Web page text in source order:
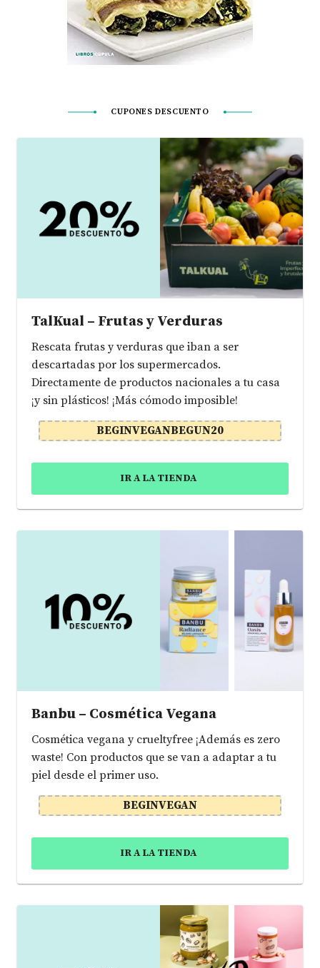
CUPONES DESCUENTO
TalKual – Frutas y Verduras
Rescata frutas y verduras que iban a ser
descartadas por los supermercados.
Directamente de productos nacionales a tu casa
¡y sin plásticos! ¡Más cómodo imposible!
BEGINVEGANBEGUN20
IR A LA TIENDA
Banbu – Cosmética Vegana
Cosmética vegana y crueltyfree ¡Además es zero
waste! Con productos que se van a adaptar a tu
piel desde el primer uso.
BEGINVEGAN
IR A LA TIENDA